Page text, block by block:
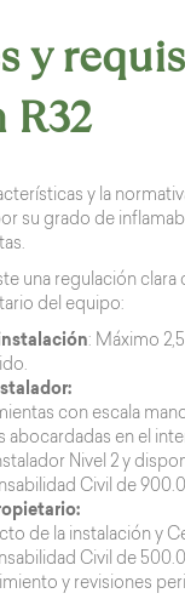
y
y la
su grado de
una regulación
del equipo:
: Máximo
con escala
abocardadas en el
Nivel 2 y
Civil de
de la instalación y
Civil de
y revisiones